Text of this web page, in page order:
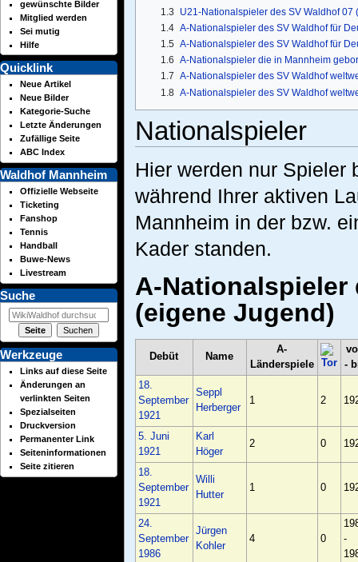
1.3
U21-Nationalspieler des SV Waldhof 07
1.4 A-Nationalspieler des SV Waldhof für
1.5 A-Nationalspieler des SV Waldhof für
1.6 A-Nationalspieler die in Mannheim
1.7 A-Nationalspieler des SV Waldhof
1.8 A-Nationalspieler des SV Waldhof
Nationalspieler
Hier werden nur Spieler
während Ihrer aktiven
Mannheim in der bzw.
Kader standen.
A-Nationalspieler
(eigene Jugend)
Debüt Name
A-
Länderspiele
-
18.
September
1921
Seppl
Herberger
1 2
5. Juni
1921
Karl
Höger
2 0
18.
September
1921
Willi
Hutter
1 0
24.
September
1986
Jürgen
Kohler
4 0
-
gewünschte Bilder
Mitglied werden
Sei mutig
Hilfe
Quicklink
Neue Artikel
Neue Bilder
Kategorie-Suche
Letzte Änderungen
Zufällige Seite
ABC Index
Waldhof Mannheim
Offizielle Webseite
Ticketing
Fanshop
Tennis
Handball
Buwe-News
Livestream
Suche
Werkzeuge
Links auf diese Seite
Änderungen an
verlinkten Seiten
Spezialseiten
Druckversion
Permanenter Link
Seiten­informationen
Seite zitieren